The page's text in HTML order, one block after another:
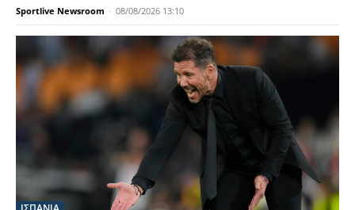
Sportlive Newsroom - 08/08/2026 13:10